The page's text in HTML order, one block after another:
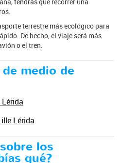
terrestre más ecológico para
De hecho, el viaje será más
o el tren.
medio de
Lérida
los
qué?